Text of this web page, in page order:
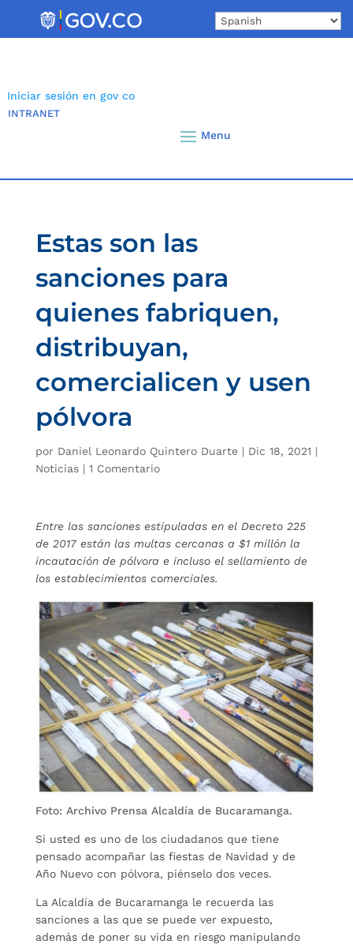
Iniciar sesión en gov co
INTRANET
Estas son las
sanciones para
quienes fabriquen,
distribuyan,
comercialicen y usen
pólvora
por Daniel Leonardo Quintero Duarte| Dic 18, 2021 |
Noticias| 1 Comentario
Entre las sanciones estipuladas en el Decreto 225
de 2017 están las multas cercanas a $1 millón la
incautación de pólvora e incluso el sellamiento de
los establecimientos comerciales.
Foto: Archivo Prensa Alcaldía de Bucaramanga.
Si usted es uno de los ciudadanos que tiene
pensado acompañar las fiestas de Navidad y de
Año Nuevo con pólvora, piénselo dos veces.
La Alcaldía de Bucaramanga le recuerda las
sanciones a las que se puede ver expuesto,
además de poner su vida en riesgo manipulando